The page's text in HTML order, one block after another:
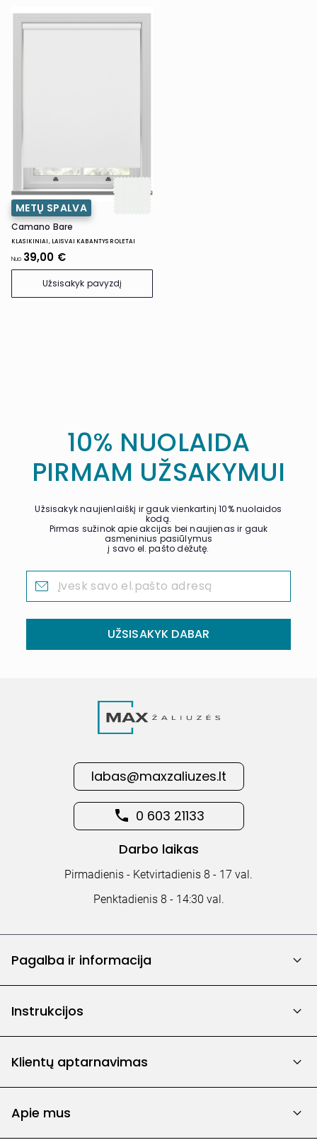
METŲ SPALVA
Camano Bare
KLASIKINIAI, LAISVAI KABANTYS ROLETAI
Nuo 39,00 €
Užsisakyk pavyzdį
10% NUOLAIDA
PIRMAM UŽSAKYMUI
Užsisakyk naujienlaiškį ir gauk vienkartinį 10% nuolaidos
kodą.
Pirmas sužinok apie akcijas bei naujienas ir gauk
asmeninius pasiūlymus
į savo el. pašto dėžutę.
UŽSISAKYK DABAR
labas@maxzaliuzes.lt
0 603 21133
Darbo laikas
Pirmadienis - Ketvirtadienis 8 - 17 val.
Penktadienis 8 - 14:30 val.
Pagalba ir informacija
Instrukcijos
Klientų aptarnavimas
Apie mus